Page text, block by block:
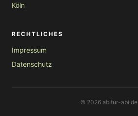
Köln
RECHTLICHES
Impressum
Datenschutz
© 2026 abitur-abi.de